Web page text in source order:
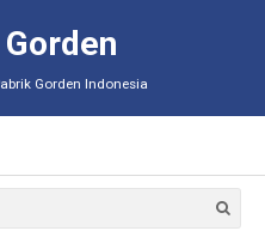
Gorden Indonesia